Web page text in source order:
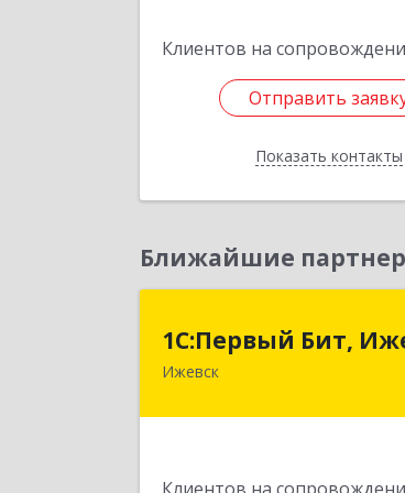
Клиентов на
Отправить
Показать контакты
Ближайшие
1С:Первый Бит,
Ижевск
1С:Первый Бит,
426008, Удмуртская